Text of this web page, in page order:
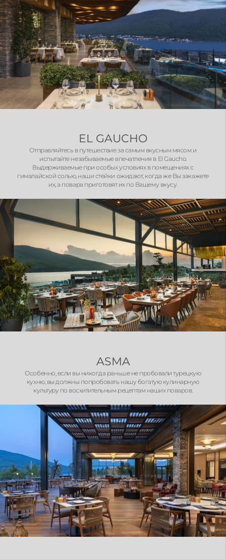
EL GAUCHO
Отправляйтесь в путешествие за самым вкусным мясом и
испытайте незабываемые впечатления в El Gaucho.
Выдерживаемые при особых условиях в помещениях с
гималайской солью, наши стейки ожидают, когда же Вы закажете
их, а повара приготовят их по Вашему вкусу.
ASMA
Особенно, если вы никогда раньше не пробовали турецкую
кухню, вы должны попробовать нашу богатую кулинарную
культуру по восхитительным рецептам наших поваров.